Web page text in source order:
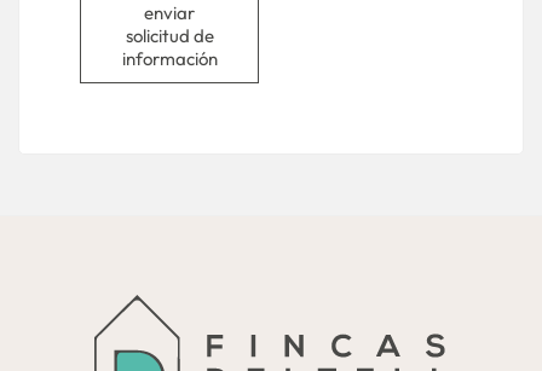
enviar
solicitud de
información